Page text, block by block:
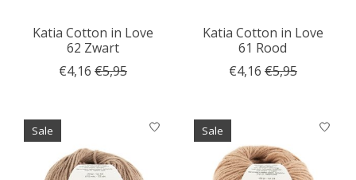
Katia Cotton in Love
62 Zwart
€4,16 €5,95
Katia Cotton in Love
61 Rood
€4,16 €5,95
Sale Sale